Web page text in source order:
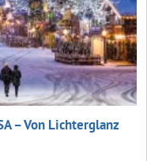
– Von Lichterglanz